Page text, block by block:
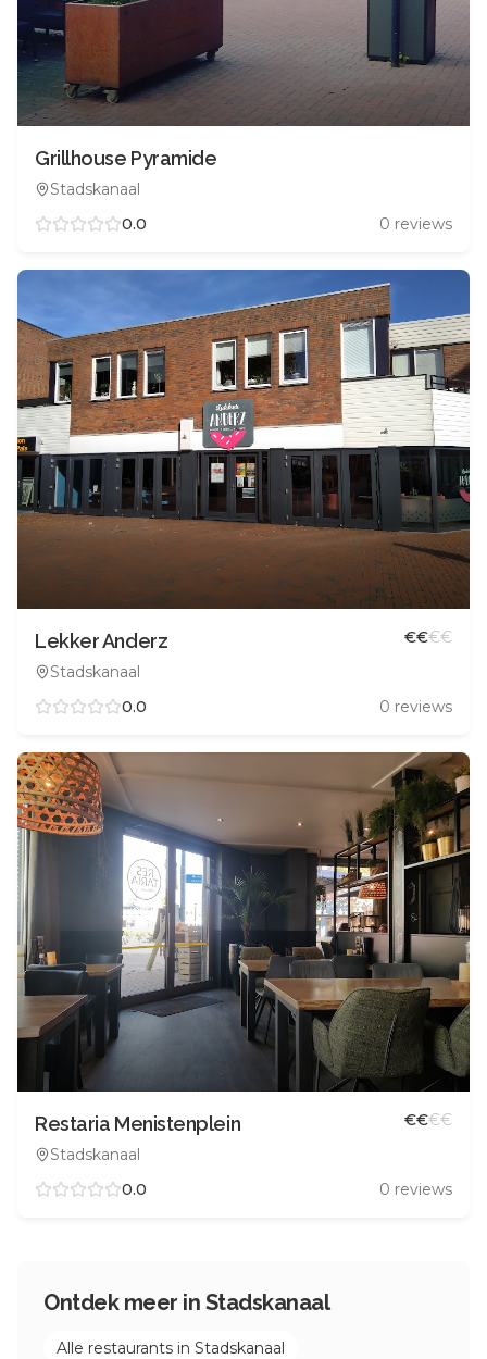
Grillhouse Pyramide
Stadskanaal
0.0
0 reviews
Lekker Anderz
Stadskanaal
€€€€
0.0 0 reviews
Restaria Menistenplein
Stadskanaal
€€€€
0.0 0 reviews
Ontdek meer in Stadskanaal
Alle restaurants in Stadskanaal